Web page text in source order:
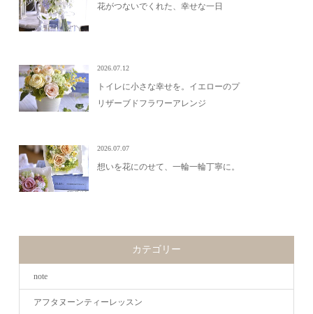
花がつないでくれた、幸せな一日
2026.07.12
トイレに小さな幸せを。イエローのプ
リザーブドフラワーアレンジ
2026.07.07
想いを花にのせて、一輪一輪丁寧に。
カテゴリー
note
アフタヌーンティーレッスン